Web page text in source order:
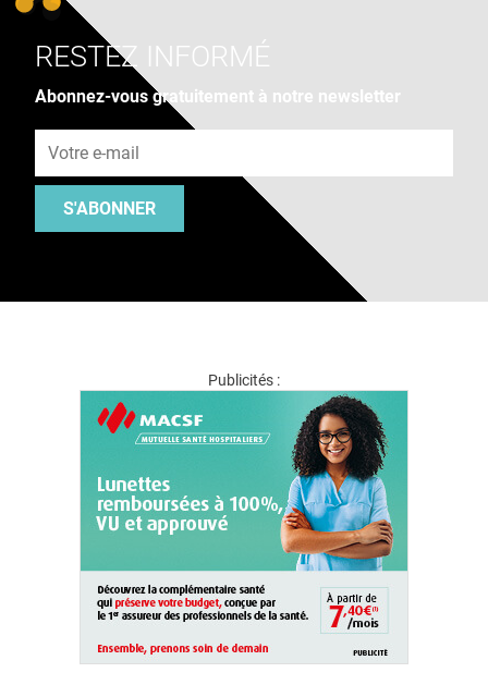
RESTEZ INFORMÉ
Abonnez-vous gratuitement à notre newsletter
S'ABONNER
Publicités :